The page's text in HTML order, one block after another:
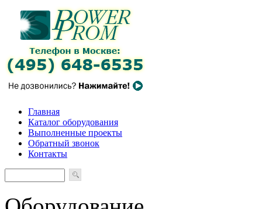
Главная
Каталог оборудования
Выполненные проекты
Обратный звонок
Контакты